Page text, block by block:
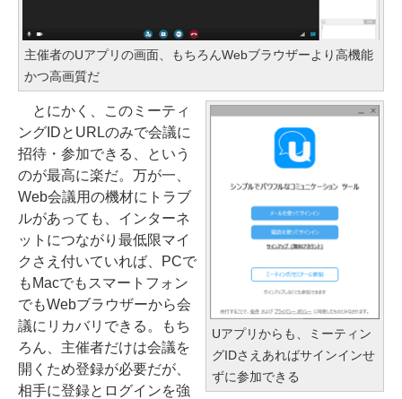
主催者のUアプリの画面、もちろんWebブラウザーより高機能
かつ高画質だ
Uアプリからも、ミーティン
グIDさえあればサインインせ
ずに参加できる
とにかく、このミーティ
ングIDとURLのみで会議に
招待・参加できる、という
のが最高に楽だ。万が一、
Web会議用の機材にトラブ
ルがあっても、インターネ
ットにつながり最低限マイ
クさえ付いていれば、PCで
もMacでもスマートフォン
でもWebブラウザーから会
議にリカバリできる。もち
ろん、主催者だけは会議を
開くため登録が必要だが、
相手に登録とログインを強